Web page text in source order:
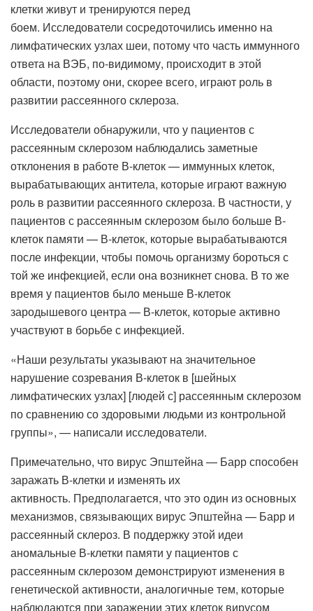
клетки живут и тренируются перед
боем. Исследователи сосредоточились именно на
лимфатических узлах шеи, потому что часть иммунного
ответа на ВЭБ, по-видимому, происходит в этой
области, поэтому они, скорее всего, играют роль в
развитии рассеянного склероза.
Исследователи обнаружили, что у пациентов с
рассеянным склерозом наблюдались заметные
отклонения в работе В-клеток — иммунных клеток,
вырабатывающих антитела, которые играют важную
роль в развитии рассеянного склероза. В частности, у
пациентов с рассеянным склерозом было больше В-
клеток памяти — В-клеток, которые вырабатываются
после инфекции, чтобы помочь организму бороться с
той же инфекцией, если она возникнет снова. В то же
время у пациентов было меньше В-клеток
зародышевого центра — В-клеток, которые активно
участвуют в борьбе с инфекцией.
«Наши результаты указывают на значительное
нарушение созревания В-клеток в [шейных
лимфатических узлах] [людей с] рассеянным склерозом
по сравнению со здоровыми людьми из контрольной
группы», — написали исследователи.
Примечательно, что вирус Эпштейна — Барр способен
заражать В-клетки и изменять их
активность. Предполагается, что это один из основных
механизмов, связывающих вирус Эпштейна — Барр и
рассеянный склероз. В поддержку этой идеи
аномальные В-клетки памяти у пациентов с
рассеянным склерозом демонстрируют изменения в
генетической активности, аналогичные тем, которые
наблюдаются при заражении этих клеток вирусом